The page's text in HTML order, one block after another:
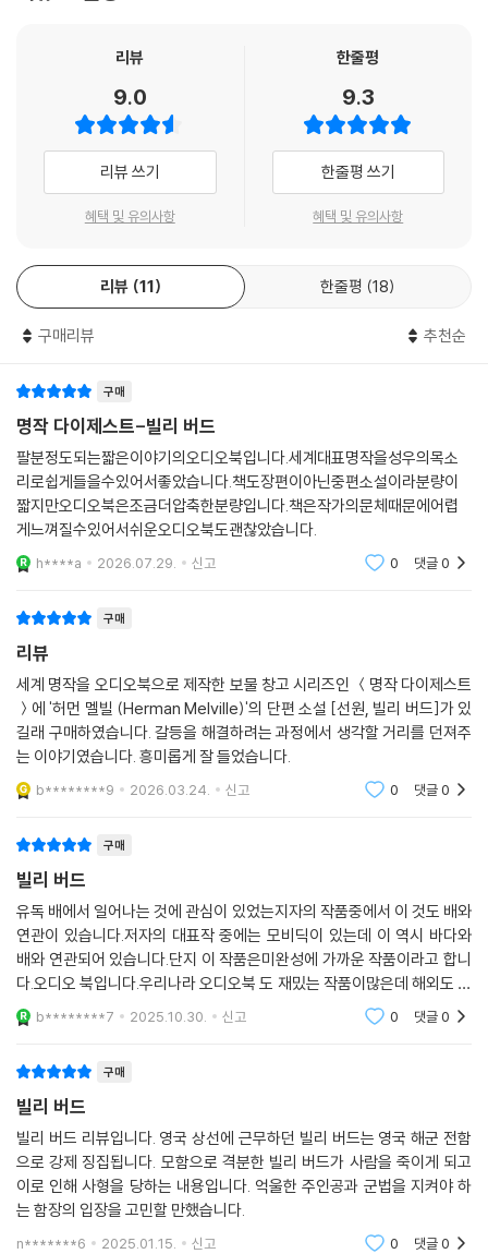
리뷰
9.0
리뷰 쓰기
혜택 및 유의사항
한줄평
9.3
한줄평 쓰기
혜택 및 유의사항
리뷰 11 한줄평 18
구매리뷰 추천순
구매
명작 다이제스트-빌리 버드
팔분정도되는짧은이야기의오디오북입니다.세계대표명작을성우의목소
리로쉽게들을수있어서좋았습니다.책도장편이아닌중편소설이라분량이
짧지만오디오북은조금더압축한분량입니다.책은작가의문체때문에어렵
게느껴질수있어서쉬운오디오북도괜찮았습니다.
h****a 2026.07.29. 신고 0 댓글0
구매
리뷰
세계 명작을 오디오북으로 제작한 보물 창고 시리즈인 ＜명작 다이제스트
＞에 '허먼 멜빌 (Herman Melville)'의 단편 소설 [선원, 빌리 버드]가 있
길래 구매하였습니다. 갈등을 해결하려는 과정에서 생각할 거리를 던져주
는 이야기였습니다. 흥미롭게 잘 들었습니다.
b********9 2026.03.24. 신고 0 댓글0
구매
빌리 버드
유독 배에서 일어나는 것에 관심이 있었는지자의 작품중에서 이 것도 배와
연관이 있습니다.저자의 대표작 중에는 모비딕이 있는데 이 역시 바다와
배와 연관되어 있습니다.단지 이 작품은미완성에 가까운 작품이라고 합니
다.오디오 북입니다.우리나라 오디오북 도 재밌는 작품이많은데 해외도 마
찬가지 에요.
b********7 2025.10.30. 신고 0 댓글0
구매
빌리 버드
빌리 버드 리뷰입니다. 영국 상선에 근무하던 빌리 버드는 영국 해군 전함
으로 강제 징집됩니다. 모함으로 격분한 빌리 버드가 사람을 죽이게 되고
이로 인해 사형을 당하는 내용입니다. 억울한 주인공과 군법을 지켜야 하
는 함장의 입장을 고민할 만했습니다.
n*******6 2025.01.15. 신고 0 댓글0